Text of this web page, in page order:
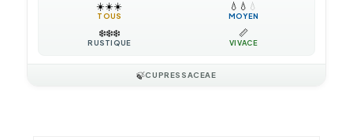
☀️☀️☀️
TOUS
💧 💧 💧
MOYEN
❄️❄️❄️
RUSTIQUE
📏
VIVACE
🍃CUPRESSACEAE